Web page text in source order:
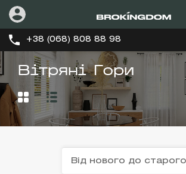
+38 (068) 808 88 98
Вітряні Гори
Від нового до старого